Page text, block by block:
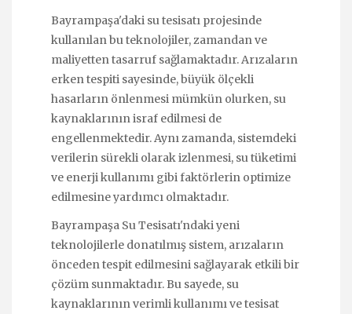
Bayrampaşa'daki su tesisatı projesinde
kullanılan bu teknolojiler, zamandan ve
maliyetten tasarruf sağlamaktadır. Arızaların
erken tespiti sayesinde, büyük ölçekli
hasarların önlenmesi mümkün olurken, su
kaynaklarının israf edilmesi de
engellenmektedir. Aynı zamanda, sistemdeki
verilerin sürekli olarak izlenmesi, su tüketimi
ve enerji kullanımı gibi faktörlerin optimize
edilmesine yardımcı olmaktadır.
Bayrampaşa Su Tesisatı'ndaki yeni
teknolojilerle donatılmış sistem, arızaların
önceden tespit edilmesini sağlayarak etkili bir
çözüm sunmaktadır. Bu sayede, su
kaynaklarının verimli kullanımı ve tesisat